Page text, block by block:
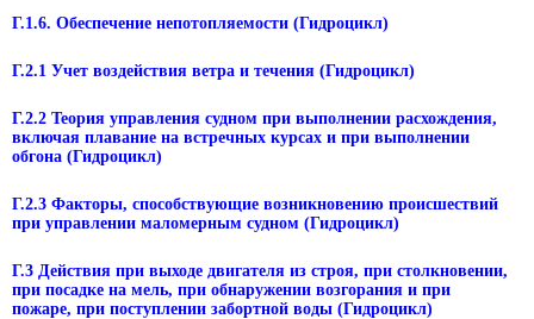
Г.1.6. Обеспечение непотопляемости (Гидроцикл)
Г.2.1 Учет воздействия ветра и течения (Гидроцикл)
Г.2.2 Теория управления судном при выполнении расхождения,
включая плавание на встречных курсах и при выполнении
обгона (Гидроцикл)
Г.2.3 Факторы, способствующие возникновению происшествий
при управлении маломерным судном (Гидроцикл)
Г.3 Действия при выходе двигателя из строя, при столкновении,
при посадке на мель, при обнаружении возгорания и при
пожаре, при поступлении забортной воды (Гидроцикл)